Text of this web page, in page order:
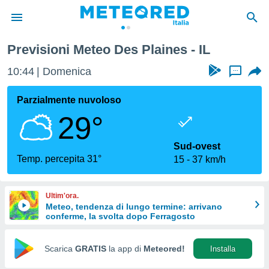
di
per
le
di
Web
Previsioni Meteo Des Plaines - IL
10:44 Domenica ...
Parzialmente nuvoloso
29°
Temp. percepita 31°
Sud-ovest
15
37 km/h
Ultim'ora.
Meteo, tendenza di lungo termine: arrivano
conferme, la svolta dopo Ferragosto
Scarica GRATIS la app di Meteored! Installa